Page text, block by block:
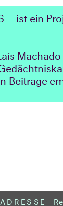
ist ein
Beitrage
ADRESSE